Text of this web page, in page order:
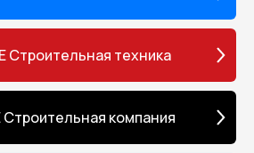
Строительная техника
Строительная компания